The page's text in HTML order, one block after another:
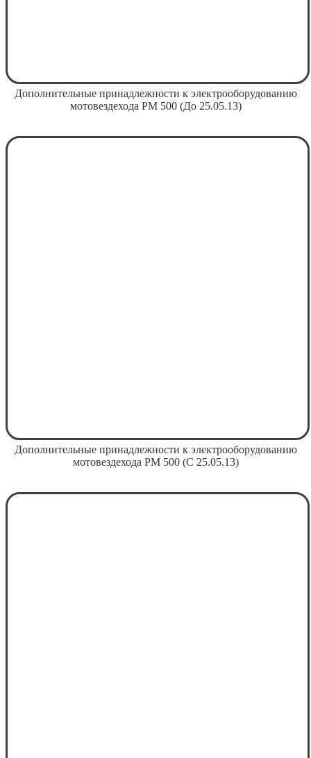
Дополнительные принадлежности к электрооборудованию
мотовездехода РМ 500 (До 25.05.13)
Дополнительные принадлежности к электрооборудованию
мотовездехода РМ 500 (С 25.05.13)